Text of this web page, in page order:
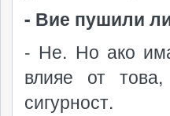
- Вие пушили
- Не. Но ако
влияе от
сигурност.